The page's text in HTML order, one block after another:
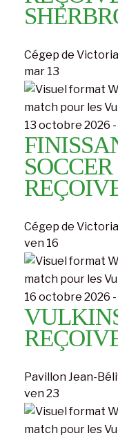
Cégep de
mar 13
13 octobre 2026 -
Cégep de
ven 16
16 octobre 2026 -
Pavillon Jean-
ven23